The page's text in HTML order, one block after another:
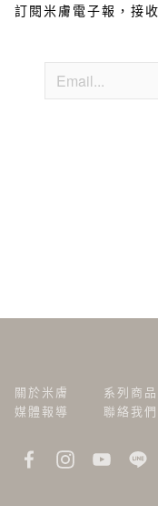
訂閱米膚電子報，接
關於米膚 系列商品
媒體報導
聯絡我們